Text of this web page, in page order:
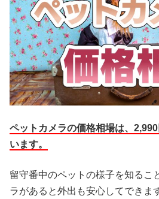
ペットカメラの価格相場は、
います。
留守番中のペットの様子を知るこ
ラがあると外出も安心してできま